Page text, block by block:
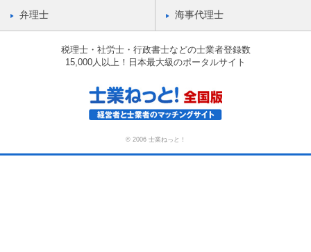
弁理士 海事代理士
税理士・社労士・行政書士などの士業者登録数
15,000人以上！日本最大級のポータルサイト
© 2006 士業ねっと！